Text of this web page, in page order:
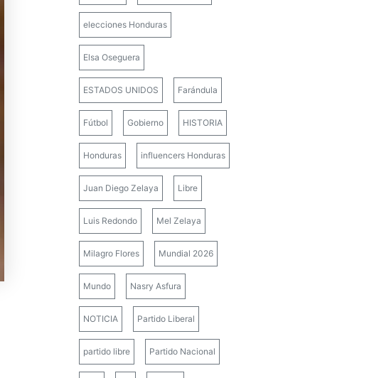
elecciones Honduras
Elsa Oseguera
ESTADOS UNIDOS Farándula
Fútbol Gobierno HISTORIA
Honduras influencers Honduras
Juan Diego Zelaya Libre
Luis Redondo Mel Zelaya
Milagro Flores Mundial 2026
Mundo Nasry Asfura
NOTICIA Partido Liberal
partido libre Partido Nacional